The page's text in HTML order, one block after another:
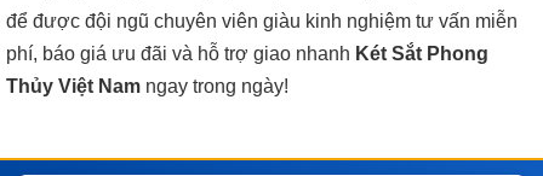
để được đội ngũ chuyên viên giàu kinh nghiệm tư vấn miễn
phí, báo giá ưu đãi và hỗ trợ giao nhanh Két Sắt Phong
Thủy Việt Nam ngay trong ngày!